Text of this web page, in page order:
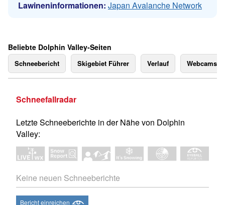
Lawineninformationen: Japan Avalanche Network
Beliebte Dolphin Valley-Seiten
Schneebericht Skigebiet Führer Verlauf Webcams
Schneefallradar
Letzte Schneeberichte in der Nähe von Dolphin
Valley:
Keine neuen Schneeberichte
Bericht einreichen